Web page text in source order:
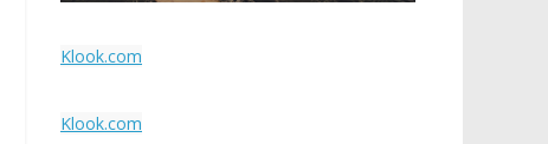
Klook.com
Klook.com